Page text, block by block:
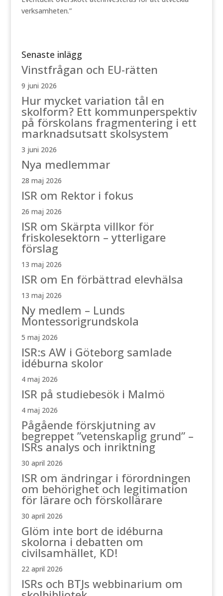
verksamheten.”
Senaste inlägg
Vinstfrågan och EU-rätten
9 juni 2026
Hur mycket variation tål en
skolform? Ett kommunperspektiv
på förskolans fragmentering i ett
marknadsutsatt skolsystem
3 juni 2026
Nya medlemmar
28 maj 2026
ISR om Rektor i fokus
26 maj 2026
ISR om Skärpta villkor för
friskolesektorn – ytterligare
förslag
13 maj 2026
ISR om En förbättrad elevhälsa
13 maj 2026
Ny medlem – Lunds
Montessorigrundskola
5 maj 2026
ISR:s AW i Göteborg samlade
idéburna skolor
4 maj 2026
ISR på studiebesök i Malmö
4 maj 2026
Pågående förskjutning av
begreppet ”vetenskaplig grund” –
ISRs analys och inriktning
30 april 2026
ISR om ändringar i förordningen
om behörighet och legitimation
för lärare och förskollärare
30 april 2026
Glöm inte bort de idéburna
skolorna i debatten om
civilsamhället, KD!
22 april 2026
ISRs och BTJs webbinarium om